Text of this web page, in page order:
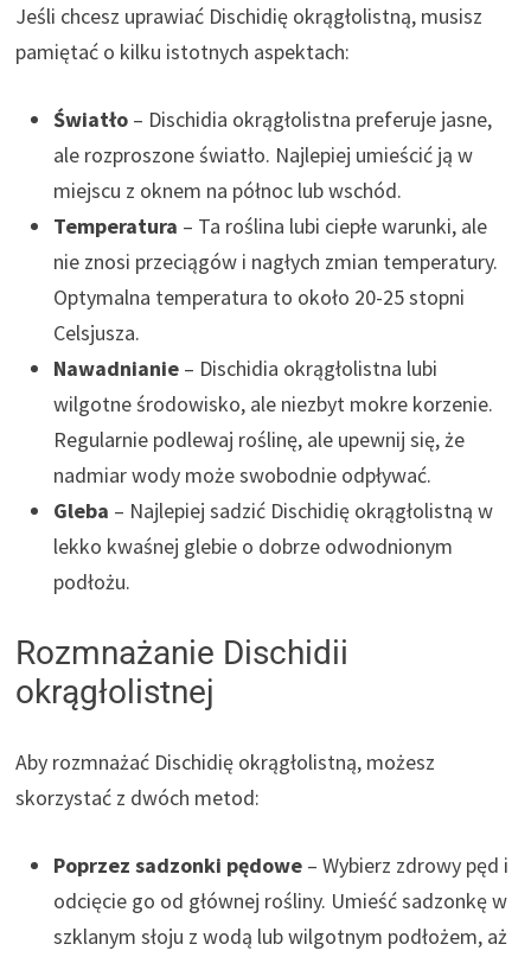
Jeśli chcesz uprawiać Dischidię okrągłolistną, musisz
pamiętać o kilku istotnych aspektach:
Światło – Dischidia okrągłolistna preferuje jasne,
ale rozproszone światło. Najlepiej umieścić ją w
miejscu z oknem na północ lub wschód.
Temperatura – Ta roślina lubi ciepłe warunki, ale
nie znosi przeciągów i nagłych zmian temperatury.
Optymalna temperatura to około 20-25 stopni
Celsjusza.
Nawadnianie – Dischidia okrągłolistna lubi
wilgotne środowisko, ale niezbyt mokre korzenie.
Regularnie podlewaj roślinę, ale upewnij się, że
nadmiar wody może swobodnie odpływać.
Gleba – Najlepiej sadzić Dischidię okrągłolistną w
lekko kwaśnej glebie o dobrze odwodnionym
podłożu.
Rozmnażanie Dischidii
okrągłolistnej
Aby rozmnażać Dischidię okrągłolistną, możesz
skorzystać z dwóch metod:
Poprzez sadzonki pędowe – Wybierz zdrowy pęd i
odcięcie go od głównej rośliny. Umieść sadzonkę w
szklanym słoju z wodą lub wilgotnym podłożem, aż